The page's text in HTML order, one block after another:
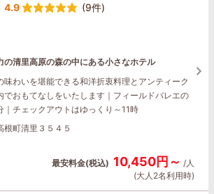
4.9
(9件)
の清里高原の森の中にある小さなホテル
味わいを堪能できる和洋折衷料理とアンティーク
でおもてなしをいたします｜フィールドバレエの
｜チェックアウトはゆっくり～11時
根町清里３５４５
最安料金(税込) 10,450円～ /人
(大人2名利用時)